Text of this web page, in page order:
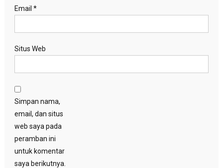
Email *
Situs Web
Simpan nama,
email, dan situs
web saya pada
peramban ini
untuk komentar
saya berikutnya.